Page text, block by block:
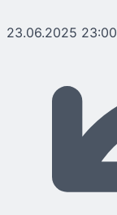
23.06.2025 23:00